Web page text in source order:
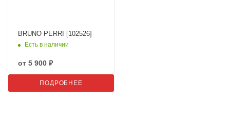
BRUNO PERRI [102526]
Есть в наличии
от 5 900 ₽
ПОДРОБНЕЕ